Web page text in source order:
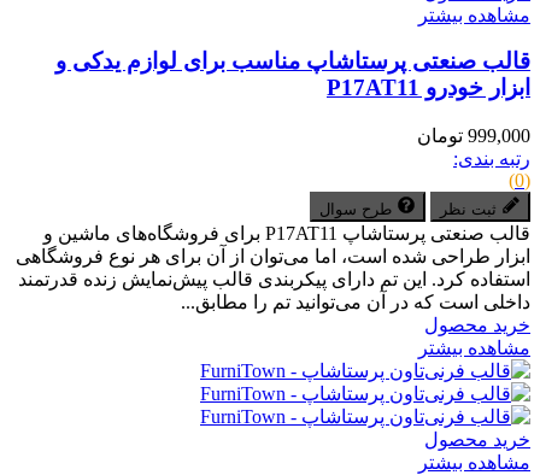
مشاهده بیشتر
قالب صنعتی پرستاشاپ مناسب برای لوازم یدکی و
ابزار خودرو P17AT11
999,000 تومان
رتبه بندی:
(0)
ثبت نظر طرح سوال
قالب صنعتی پرستاشاپ P17AT11 برای فروشگاه‌های ماشین و
ابزار طراحی شده است، اما می‌توان از آن برای هر نوع فروشگاهی
استفاده کرد. این تم دارای پیکربندی قالب پیش‌نمایش زنده قدرتمند
داخلی است که در آن می‌توانید تم را مطابق...
خرید محصول
مشاهده بیشتر
خرید محصول
مشاهده بیشتر